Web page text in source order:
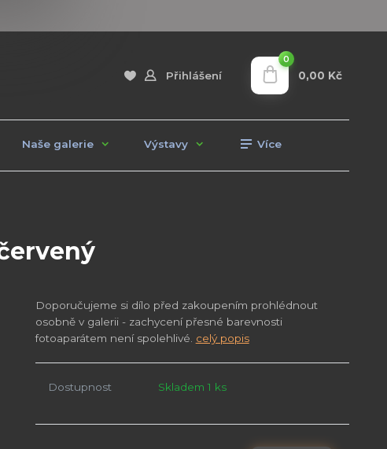
Přihlášení
0
0,00 Kč
Naše galerie Výstavy Více
Doporučujeme si dílo před zakoupením prohlédnout
osobně v galerii - zachycení přesné barevnosti
fotoaparátem není spolehlivé. celý popis
Dostupnost Skladem 1 ks